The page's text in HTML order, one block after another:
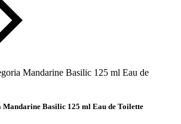
Basilic 125 ml Eau de Toilette